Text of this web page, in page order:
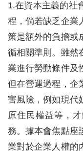
1.在資本主義的社
程，倘若缺乏企業
策是額外的負擔或
循相關準則。雖然
業進行勞動條件及
但在營運過程，企
害風險，例如現代
原住民權益等，
務。據本會焦點座
業對於企業人權的